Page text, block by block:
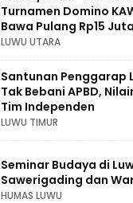
Turnamen Domino
Bawa Pulang Rp15 Juta
LUWU UTARA
Santunan Penggarap
Tak Bebani APBD,
Tim Independen
LUWU TIMUR
Seminar Budaya di
Sawerigading dan
HUMAS LUWU